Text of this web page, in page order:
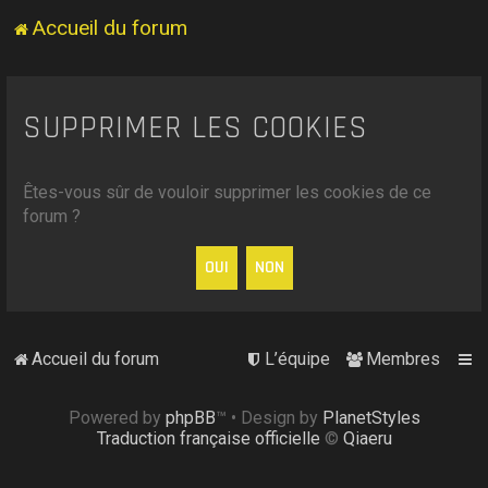
Accueil du forum
SUPPRIMER LES COOKIES
Êtes-vous sûr de vouloir supprimer les cookies de ce
forum ?
Accueil du forum Membres
L’équipe
Powered by phpBB™ • Design by PlanetStyles
Traduction française officielle © Qiaeru